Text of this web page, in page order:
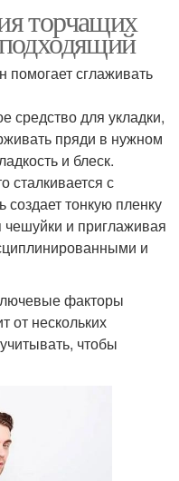
торчащих
помогает сглаживать
средство для укладки,
пряди в нужном
и блеск.
сталкивается с
тонкую пленку
чешуйки и приглаживая
и
факторы
от нескольких
чтобы